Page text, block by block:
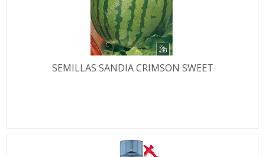
SEMILLAS SANDIA CRIMSON SWEET